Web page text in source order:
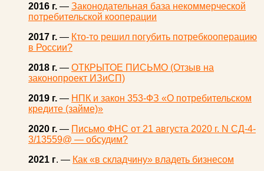
2016 г. — Законодательная база некоммерческой
потребительской кооперации
2017 г. — Кто-то решил погубить потребкооперацию
в России?
2018 г. — ОТКРЫТОЕ ПИСЬМО (Отзыв на
законопроект ИЗиСП)
2019 г. — НПК и закон 353-ФЗ «О потребительском
кредите (займе)»
2020 г. — Письмо ФНС от 21 августа 2020 г. N СД-4-
3/13559@ — обсудим?
2021 г. — Как «в складчину» владеть бизнесом